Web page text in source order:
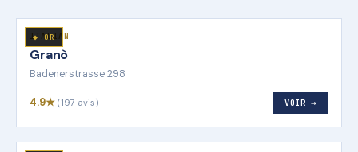
◆ OR
ITALIAN
Granò
Badenerstrasse 298
4.9★ (197 avis) VOIR →